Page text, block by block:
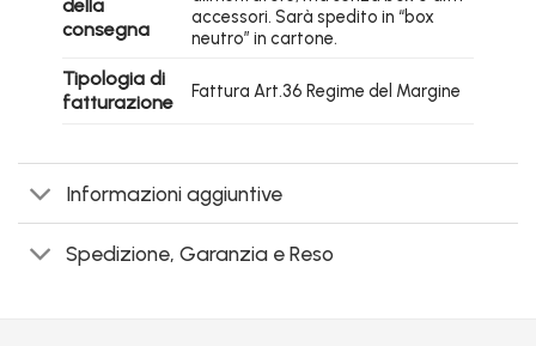
della
consegna
accessori. Sarà spedito in “box
neutro” in cartone.
Tipologia di
fatturazione
Fattura Art.36 Regime del Margine
Informazioni aggiuntive
Spedizione, Garanzia e Reso